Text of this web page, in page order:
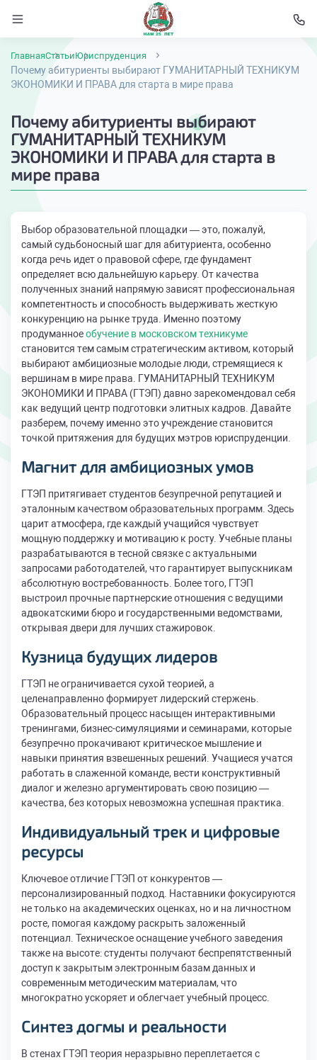
ГлавнаяСтатьиЮриспруденция
Почему абитуриенты выбирают ГУМАНИТАРНЫЙ ТЕХНИКУМ
ЭКОНОМИКИ И ПРАВА для старта в мире права
Почему абитуриенты выбирают
ГУМАНИТАРНЫЙ ТЕХНИКУМ
ЭКОНОМИКИ И ПРАВА для старта в
мире права
Выбор образовательной площадки — это, пожалуй,
самый судьбоносный шаг для абитуриента, особенно
когда речь идет о правовой сфере, где фундамент
определяет всю дальнейшую карьеру. От качества
полученных знаний напрямую зависят профессиональная
компетентность и способность выдерживать жесткую
конкуренцию на рынке труда. Именно поэтому
продуманноеобучение в московском техникуме
становится тем самым стратегическим активом, который
выбирают амбициозные молодые люди, стремящиеся к
вершинам в мире права. ГУМАНИТАРНЫЙ ТЕХНИКУМ
ЭКОНОМИКИ И ПРАВА (ГТЭП) давно зарекомендовал себя
как ведущий центр подготовки элитных кадров. Давайте
разберем, почему именно это учреждение становится
точкой притяжения для будущих мэтров юриспруденции.
Магнит для амбициозных умов
ГТЭП притягивает студентов безупречной репутацией и
эталонным качеством образовательных программ. Здесь
царит атмосфера, где каждый учащийся чувствует
мощную поддержку и мотивацию к росту. Учебные планы
разрабатываются в тесной связке с актуальными
запросами работодателей, что гарантирует выпускникам
абсолютную востребованность. Более того, ГТЭП
выстроил прочные партнерские отношения с ведущими
адвокатскими бюро и государственными ведомствами,
открывая двери для лучших стажировок.
Кузница будущих лидеров
ГТЭП не ограничивается сухой теорией, а
целенаправленно формирует лидерский стержень.
Образовательный процесс насыщен интерактивными
тренингами, бизнес-симуляциями и семинарами, которые
безупречно прокачивают критическое мышление и
навыки принятия взвешенных решений. Учащиеся учатся
работать в слаженной команде, вести конструктивный
диалог и железно аргументировать свою позицию —
качества, без которых невозможна успешная практика.
Индивидуальный трек и цифровые
ресурсы
Ключевое отличие ГТЭП от конкурентов —
персонализированный подход. Наставники фокусируются
не только на академических оценках, но и на личностном
росте, помогая каждому раскрыть заложенный
потенциал. Техническое оснащение учебного заведения
также на высоте: студенты получают беспрепятственный
доступ к закрытым электронным базам данных и
современным методическим материалам, что
многократно ускоряет и облегчает учебный процесс.
Синтез догмы и реальности
В стенах ГТЭП теория неразрывно переплетается с